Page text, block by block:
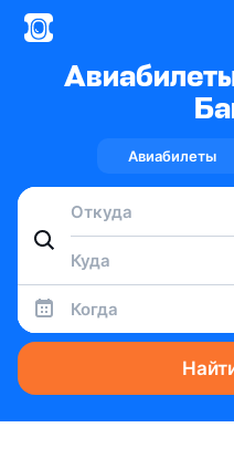
Авиабилеты
Когда